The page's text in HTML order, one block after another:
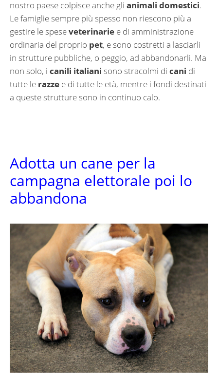
nostro paese colpisce anche gli animali domestici.
Le famiglie sempre più spesso non riescono più a
gestire le speseveterinarie e di amministrazione
ordinaria del proprio pet, e sono costretti a lasciarli
in strutture pubbliche, o peggio, ad abbandonarli. Ma
non solo, i canili italiani sono stracolmi di cani di
tutte le razze e di tutte le età, mentre i fondi destinati
a queste strutture sono in continuo calo.
Adotta un cane per la
campagna elettorale poi lo
abbandona